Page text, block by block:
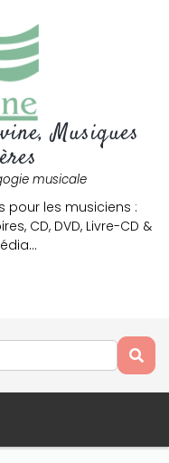
Musiques
musicale
pour les musiciens :
CD, DVD, Livre-CD &